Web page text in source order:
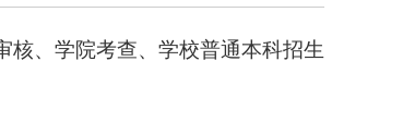
、学院考查、 学校普通本科招生